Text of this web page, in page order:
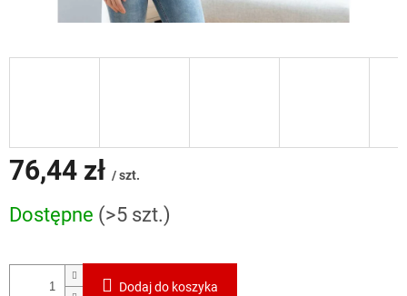
76,44 zł / szt.
jednostkowa:
Dostępne (>5 szt.)
Dodaj do koszyka